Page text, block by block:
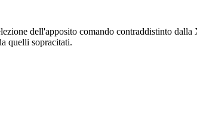
dell'apposito comando contraddistinto
quelli sopracitati.